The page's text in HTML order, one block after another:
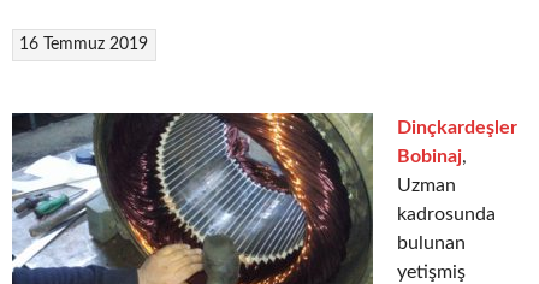
16 Temmuz 2019
Dinçkardeşler
Bobinaj,
Uzman
kadrosunda
bulunan
yetişmiş